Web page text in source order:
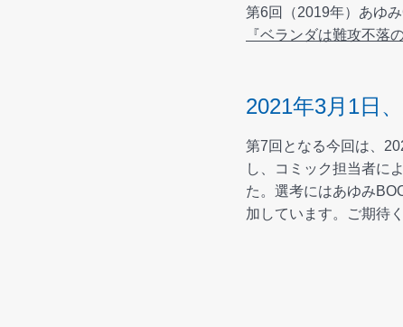
第6回（2019年）あゆ
『ベランダは難攻不落
2021年3月1日
第7回となる今回は、
し、コミック担当者に
た。選考にはあゆみ
加しています。ご期待